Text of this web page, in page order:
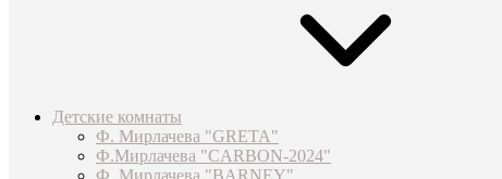
Детские комнаты
Ф. Мирлачева "GRETA"
Ф.Мирлачева "CARBON-2024"
Ф. Мирлачева "BARNEY"